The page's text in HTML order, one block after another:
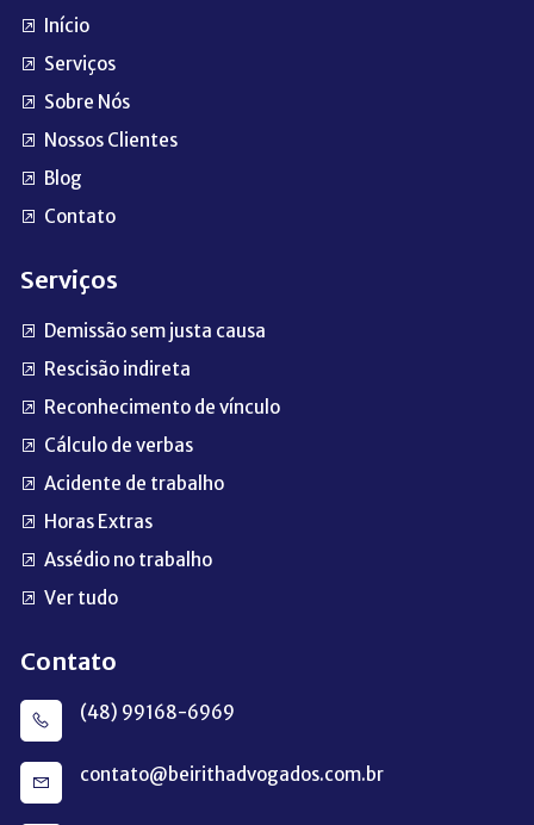
Início
Serviços
Sobre Nós
Nossos Clientes
Blog
Contato
Serviços
Demissão sem justa causa
Rescisão indireta
Reconhecimento de vínculo
Cálculo de verbas
Acidente de trabalho
Horas Extras
Assédio no trabalho
Ver tudo
Contato
(48) 99168-6969
contato@beirithadvogados.com.br